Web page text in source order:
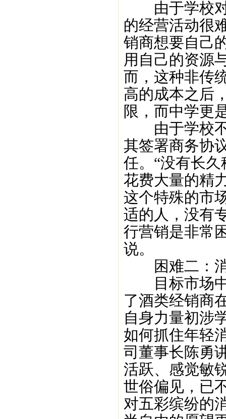
由于学校对
的经营活动很
销商想要自己
用自己的资源
而，这种非传
高的成本之后
限，而中学更
由于学校不
其签署商务协
任。“没有长
花费大量的精
这个特殊的市
适的人，没有
行营销是非常
说。
困难二：消
目标市场中
了酒类经销商
自身力量初涉
如何抓住年轻
司董事长陈勇
活跃、感觉敏
世俗偏见，已
对五彩缤纷的